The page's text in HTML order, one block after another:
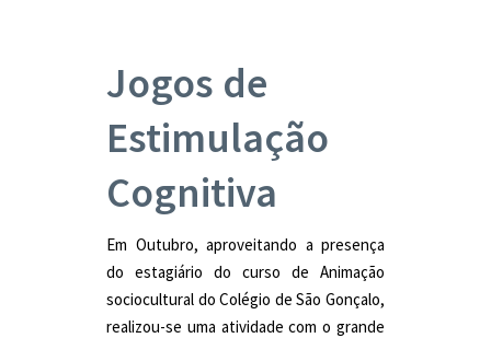
Jogos de
Estimulação
Cognitiva
Em Outubro, aproveitando a presença
do estagiário do curso de Animação
sociocultural do Colégio de São Gonçalo,
realizou-se uma atividade com o grande